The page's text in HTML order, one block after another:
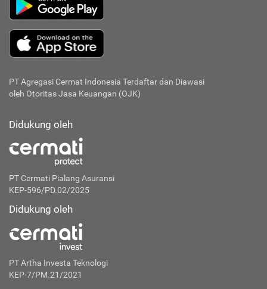
PT Agregasi Cermat Indonesia Terdaftar dan Diawasi
oleh Otoritas Jasa Keuangan (OJK)
Didukung oleh
PT Cermati Pialang Asuransi
KEP-596/PD.02/2025
Didukung oleh
PT Artha Investa Teknologi
KEP-7/PM.21/2021